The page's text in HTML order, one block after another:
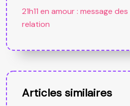
21h11 en amour : message
relation
Articles similaires